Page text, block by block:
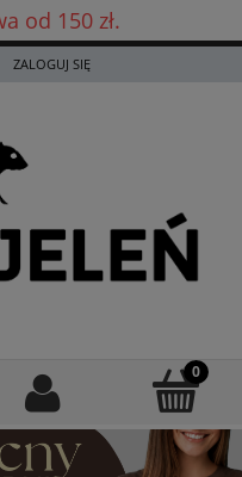
od 150 zł.
od 150 zł! ✨
ZALOGUJ SIĘ